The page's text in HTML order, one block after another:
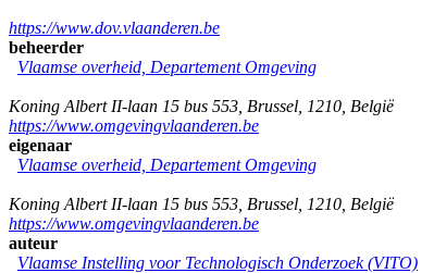
https://www.dov.vlaanderen.be
beheerder
Vlaamse overheid, Departement Omgeving
Koning Albert II-laan 15 bus 553 Brussel 1210 België
https://www.omgevingvlaanderen.be
eigenaar
Vlaamse overheid, Departement Omgeving
Koning Albert II-laan 15 bus 553 Brussel 1210 België
https://www.omgevingvlaanderen.be
auteur
Vlaamse Instelling voor Technologisch Onderzoek (VITO)